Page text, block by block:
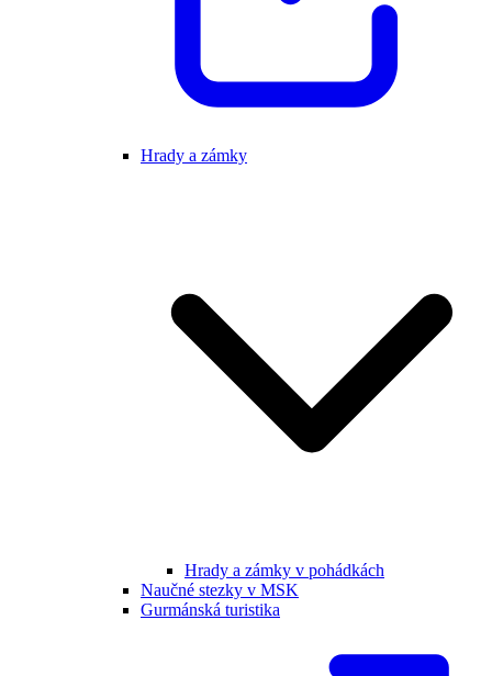
Hrady a zámky
Hrady a zámky v pohádkách
Naučné stezky v MSK
Gurmánská turistika